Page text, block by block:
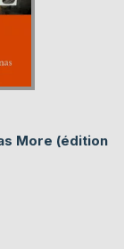
More (édition